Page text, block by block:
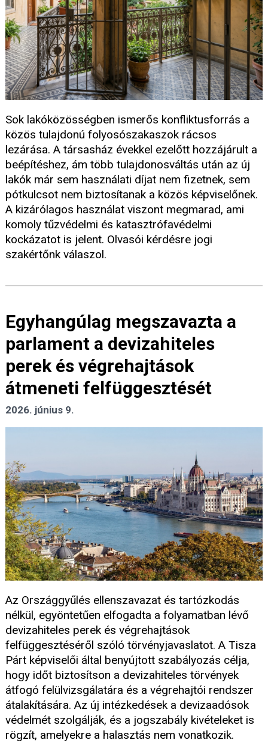
Sok lakóközösségben ismerős konfliktusforrás a
közös tulajdonú folyosószakaszok rácsos
lezárása. A társasház évekkel ezelőtt hozzájárult a
beépítéshez, ám több tulajdonosváltás után az új
lakók már sem használati díjat nem fizetnek, sem
pótkulcsot nem biztosítanak a közös képviselőnek.
A kizárólagos használat viszont megmarad, ami
komoly tűzvédelmi és katasztrófavédelmi
kockázatot is jelent. Olvasói kérdésre jogi
szakértőnk válaszol.
Egyhangúlag megszavazta a
parlament a devizahiteles
perek és végrehajtások
átmeneti felfüggesztését
2026. június 9.
Az Országgyűlés ellenszavazat és tartózkodás
nélkül, egyöntetűen elfogadta a folyamatban lévő
devizahiteles perek és végrehajtások
felfüggesztéséről szóló törvényjavaslatot. A Tisza
Párt képviselői által benyújtott szabályozás célja,
hogy időt biztosítson a devizahiteles törvények
átfogó felülvizsgálatára és a végrehajtói rendszer
átalakítására. Az új intézkedések a devizaadósok
védelmét szolgálják, és a jogszabály kivételeket is
rögzít, amelyekre a halasztás nem vonatkozik.